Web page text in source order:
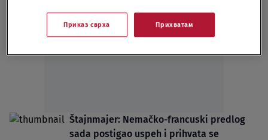
Oglas
Štajnmajer: Nemačko-francuski predlog
sada postigao uspeh i prihvata se
Приказ сврха Прихватам